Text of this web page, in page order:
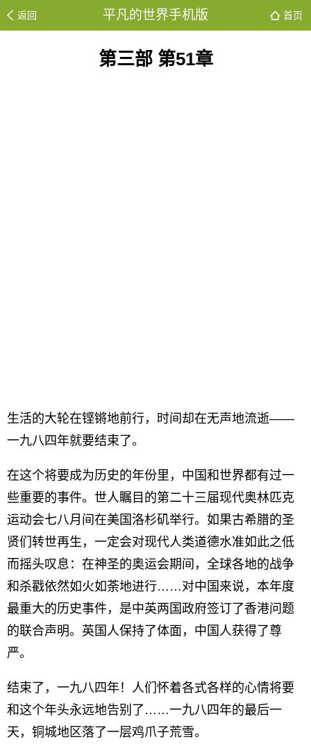
返回 平凡的世界手机版 首页
第三部 第51章
生活的大轮在铿锵地前行，时间却在无声地流逝——
一九八四年就要结束了。
在这个将要成为历史的年份里，中国和世界都有过一
些重要的事件。世人瞩目的第二十三届现代奥林匹克
运动会七八月间在美国洛杉矶举行。如果古希腊的圣
贤们转世再生，一定会对现代人类道德水准如此之低
而摇头叹息：在神圣的奥运会期间，全球各地的战争
和杀戳依然如火如荼地进行……对中国来说，本年度
最重大的历史事件，是中英两国政府签订了香港问题
的联合声明。英国人保持了体面，中国人获得了尊
严。
结束了，一九八四年！人们怀着各式各样的心情将要
和这个年头永远地告别了……一九八四年的最后一
天，铜城地区落了一层鸡爪子荒雪。